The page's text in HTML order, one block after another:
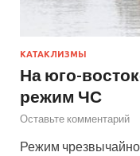
КАТАКЛИЗМЫ
На юго-
режим ЧС
Оставьте комментарий
Режим